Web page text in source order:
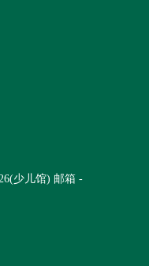
少儿馆) 邮箱 -